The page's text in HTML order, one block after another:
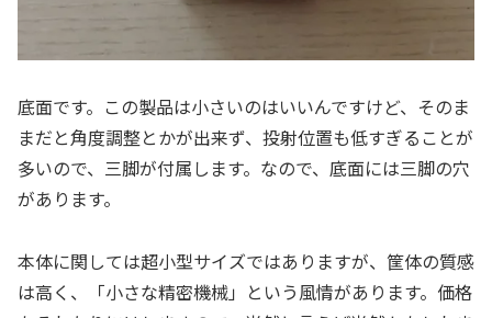
底面です。この製品は小さいのはいいんですけど、そのま
まだと角度調整とかが出来ず、投射位置も低すぎることが
多いので、三脚が付属します。なので、底面には三脚の穴
があります。
本体に関しては超小型サイズではありますが、筐体の質感
は高く、「小さな精密機械」という風情があります。価格